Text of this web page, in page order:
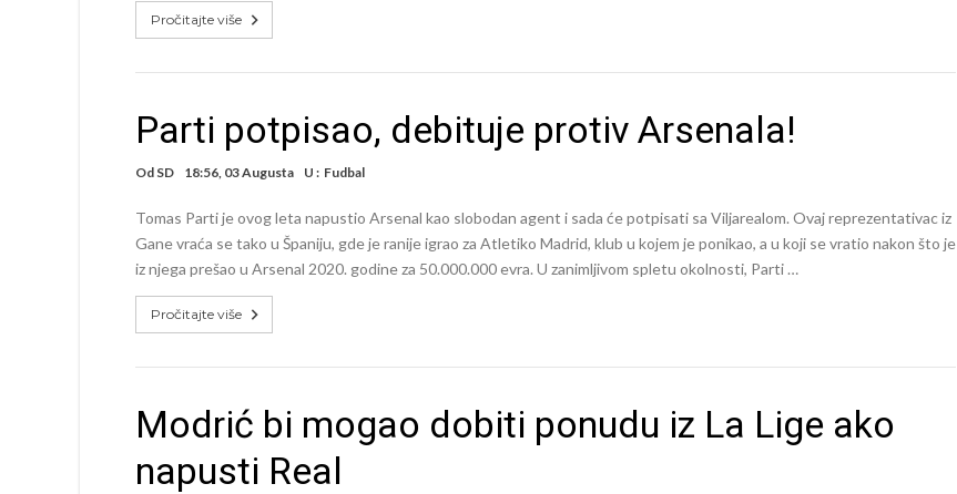
Pročitajte više
Parti potpisao, debituje protiv Arsenala!
Od SD 18:56, 03 Augusta U : Fudbal
Tomas Parti je ovog leta napustio Arsenal kao slobodan agent i sada će potpisati sa Viljarealom. Ovaj reprezentativac iz
Gane vraća se tako u Španiju, gde je ranije igrao za Atletiko Madrid, klub u kojem je ponikao, a u koji se vratio nakon što je
iz njega prešao u Arsenal 2020. godine za 50.000.000 evra. U zanimljivom spletu okolnosti, Parti …
Pročitajte više
Modrić bi mogao dobiti ponudu iz La Lige ako
napusti Real